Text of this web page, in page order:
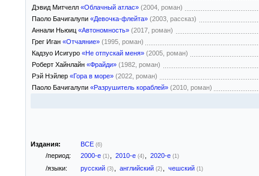
Дэвид Митчелл «Облачный атлас» (2004, роман)
Паоло Бачигалупи «Девочка-флейта» (2003, рассказ)
Аннали Ньюиц «Автономность» (2017, роман)
Грег Иган «Отчаяние» (1995, роман)
Кадзуо Исигуро «Не отпускай меня» (2005, роман)
Роберт Хайнлайн «Фрайди» (1982, роман)
Рэй Нэйлер «Гора в море» (2022, роман)
Паоло Бачигалупи «Разрушитель кораблей» (2010, роман)
Издания: ВСЕ (6)
/период: 2000-е (1) 2010-е (4) 2020-е (1)
/языки: русский (3) английский (2) чешский (1)